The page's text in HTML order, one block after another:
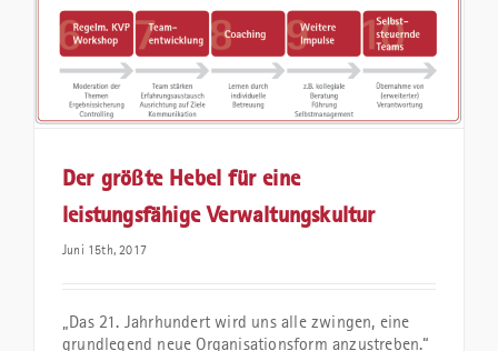
Der größte Hebel für eine
leistungsfähige Verwaltungskultur
Juni 15th, 2017
„Das 21. Jahrhundert wird uns alle zwingen, eine
grundlegend neue Organisationsform anzustreben.“